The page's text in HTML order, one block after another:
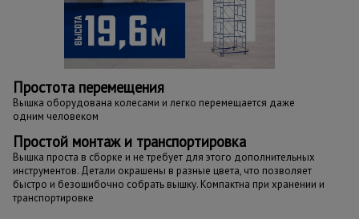
Простота перемещения
Вышка оборудована колесами и легко перемещается даже
одним человеком
Простой монтаж и транспортировка
Вышка проста в сборке и не требует для этого дополнительных
инструментов. Детали окрашены в разные цвета, что позволяет
быстро и безошибочно собрать вышку. Компактна при хранении и
транспортировке